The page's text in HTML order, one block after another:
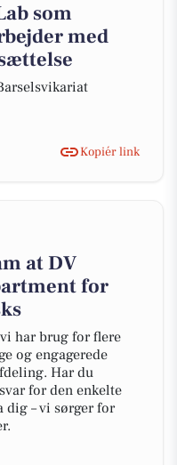
som
med
Kopiér link
at DV
for
har brug for flere
og engagerede
Har du
for den enkelte
dig – vi sørger for